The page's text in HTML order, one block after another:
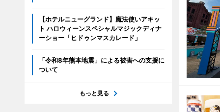
【ホテルニューグランド】魔法使いアキッ
ト ハロウィーンスペシャルマジックディナ
ーショー「ヒドゥンマスカレード」
「令和8年熊本地震」による被害への支援に
ついて
もっと見る